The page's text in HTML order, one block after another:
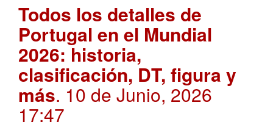
Todos los detalles de
Portugal en el Mundial
2026: historia,
clasificación, DT, figura y
más. 10 de Junio, 2026
17:47